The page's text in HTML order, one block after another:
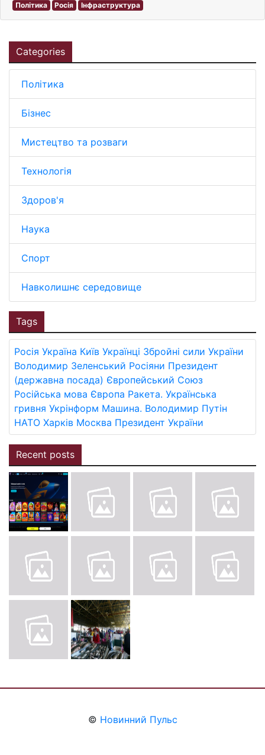
Політика Росія Інфраструктура
Categories
Політика
Бізнес
Мистецтво та розваги
Технологія
Здоров'я
Наука
Спорт
Навколишнє середовище
Tags
Росія Україна Київ Українці Збройні сили України
Володимир Зеленський Росіяни Президент
(державна посада) Європейський Союз
Російська мова Європа Ракета. Українська
гривня Укрінформ Машина. Володимир Путін
НАТО Харків Москва Президент України
Recent posts
© Новинний Пульс